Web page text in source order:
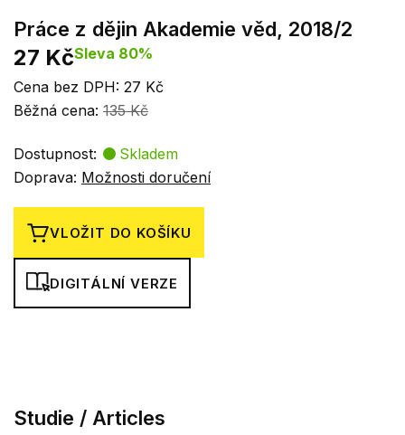
Práce z dějin Akademie věd, 2018/2
27 KčSleva 80%
Cena bez DPH: 27 Kč
Běžná cena: 135 Kč
Dostupnost:
Skladem
Doprava: Možnosti doručení
VLOŽIT DO KOŠÍKU
DIGITÁLNÍ VERZE
Studie / Articles